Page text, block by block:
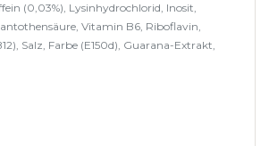
(0,03%), Lysinhydrochlorid, Inosit,
Vitamin B6, Riboflavin,
Salz, Farbe (E150d), Guarana-Extrakt,